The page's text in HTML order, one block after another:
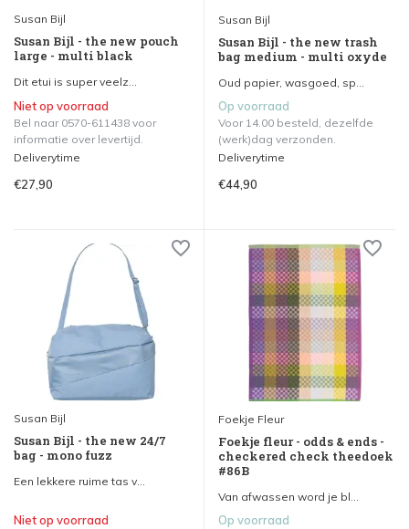
Susan Bijl
Susan Bijl - the new pouch
large - multi black
Dit etui is super veelz...
Niet op voorraad
Bel naar 0570-611438 voor
informatie over levertijd.
Deliverytime
€27,90
Susan Bijl
Susan Bijl - the new trash
bag medium - multi oxyde
Oud papier, wasgoed, sp...
Op voorraad
Voor 14.00 besteld, dezelfde
(werk)dag verzonden.
Deliverytime
€44,90
Susan Bijl
Susan Bijl - the new 24/7
bag - mono fuzz
Een lekkere ruime tas v...
Niet op voorraad
Foekje Fleur
Foekje fleur - odds & ends -
checkered check theedoek
#86B
Van afwassen word je bl...
Op voorraad